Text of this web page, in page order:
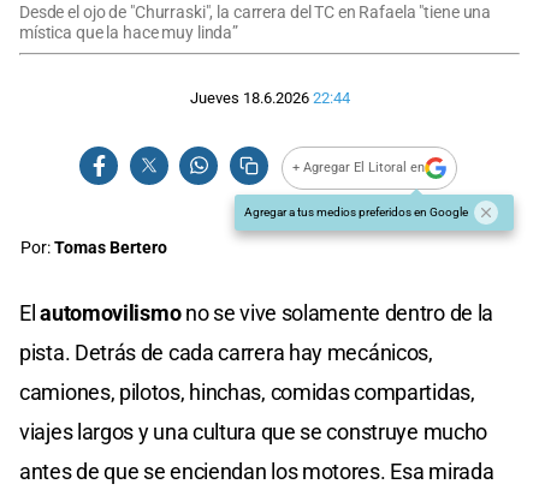
Desde el ojo de "Churraski", la carrera del TC en Rafaela "tiene una
mística que la hace muy linda”
Jueves 18.6.2026 22:44
+ Agregar El Litoral en
Agregar a tus medios preferidos en Google
Por:Tomas Bertero
Elautomovilismono se vive solamente dentro de la
pista. Detrás de cada carrera hay mecánicos,
camiones, pilotos, hinchas, comidas compartidas,
viajes largos y una cultura que se construye mucho
antes de que se enciendan los motores. Esa mirada